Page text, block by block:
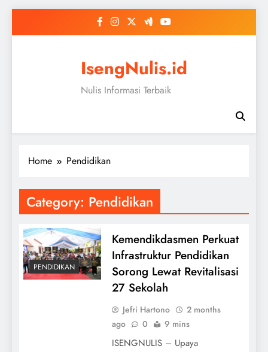
IsengNulis.id
Nulis Informasi Terbaik
Home Pendidikan
Category: Pendidikan
PENDIDIKAN
Kemendikdasmen Perkuat
Infrastruktur Pendidikan
Sorong Lewat Revitalisasi
27 Sekolah
Jefri Hartono
2 months
ago
0 9 mins
ISENGNULIS – Upaya